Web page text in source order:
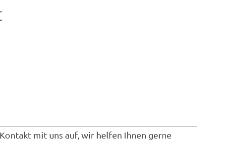
mit uns auf, wir helfen Ihnen gerne